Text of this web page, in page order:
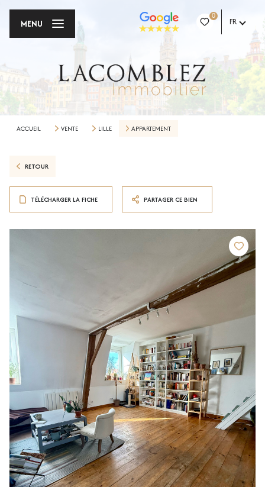
0
FR
MENU
ACCUEIL VENTE LILLE APPARTEMENT
RETOUR
TÉLÉCHARGER LA FICHE PARTAGER CE BIEN